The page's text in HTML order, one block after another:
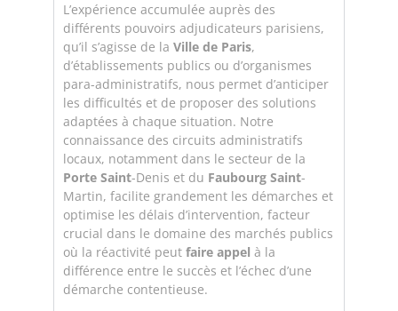
L’expérience accumulée auprès des
différents pouvoirs adjudicateurs parisiens,
qu’il s’agisse de la Ville de Paris,
d’établissements publics ou d’organismes
para-administratifs, nous permet d’anticiper
les difficultés et de proposer des solutions
adaptées à chaque situation. Notre
connaissance des circuits administratifs
locaux, notamment dans le secteur de la
Porte Saint-Denis et du Faubourg Saint-
Martin, facilite grandement les démarches et
optimise les délais d’intervention, facteur
crucial dans le domaine des marchés publics
où la réactivité peut faire appel à la
différence entre le succès et l’échec d’une
démarche contentieuse.